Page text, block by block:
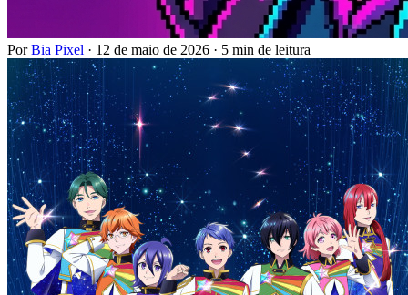
PorBia Pixel · 12 de maio de 2026 · 5 min de leitura